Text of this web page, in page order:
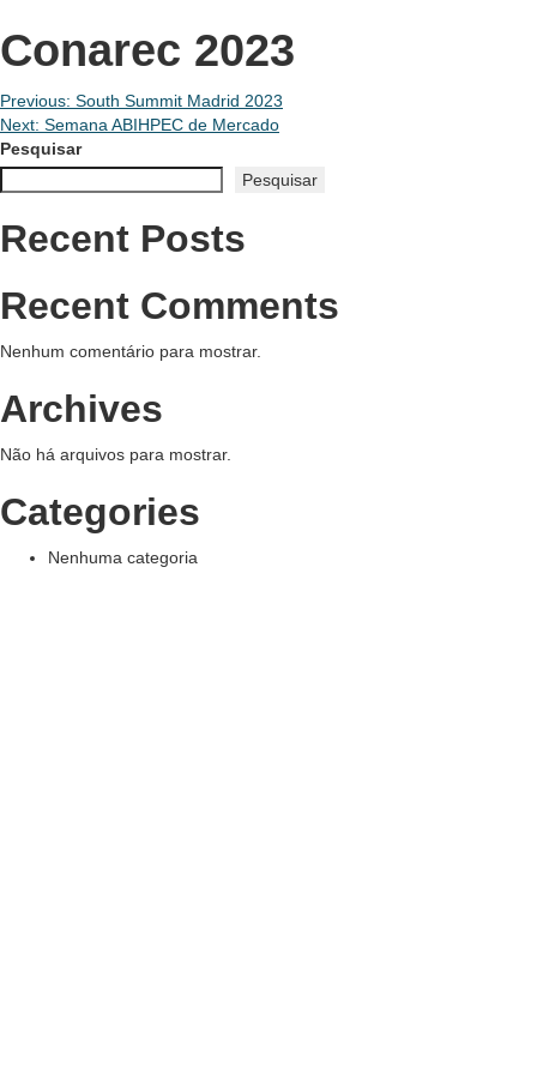
Conarec 2023
Navegação
de
Post
Previous: South Summit Madrid 2023
Next: Semana ABIHPEC de Mercado
Pesquisar
Pesquisar
Recent Posts
Recent Comments
Nenhum comentário para mostrar.
Archives
Não há arquivos para mostrar.
Categories
Nenhuma categoria